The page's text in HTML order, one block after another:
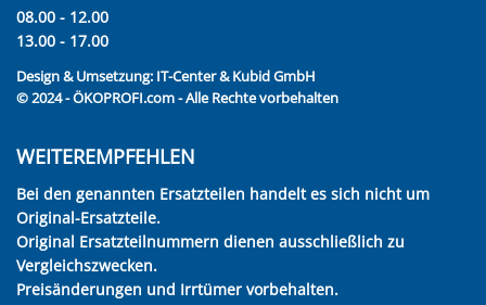
08.00 - 12.00
13.00 - 17.00
Design & Umsetzung: IT-Center & Kubid GmbH
© 2024 - ÖKOPROFI.com - Alle Rechte vorbehalten
WEITEREMPFEHLEN
Bei den genannten Ersatzteilen handelt es sich nicht um
Original-Ersatzteile.
Original Ersatzteilnummern dienen ausschließlich zu
Vergleichszwecken.
Preisänderungen und Irrtümer vorbehalten.